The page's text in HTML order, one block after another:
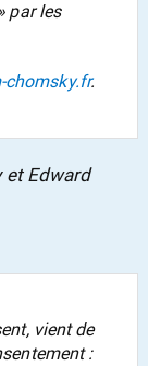
par les
chomsky.fr.
et Edward
vient de
: